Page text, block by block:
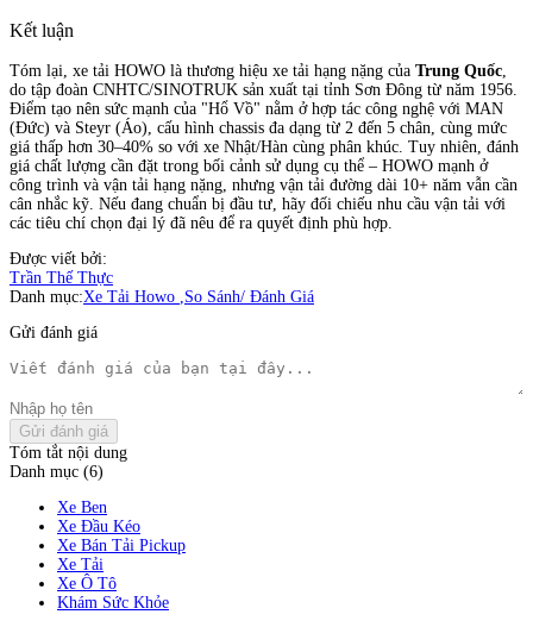
Kết luận
Tóm lại, xe tải HOWO là thương hiệu xe tải hạng nặng của Trung Quốc,
do tập đoàn CNHTC/SINOTRUK sản xuất tại tỉnh Sơn Đông từ năm 1956.
Điểm tạo nên sức mạnh của "Hổ Vồ" nằm ở hợp tác công nghệ với MAN
(Đức) và Steyr (Áo), cấu hình chassis đa dạng từ 2 đến 5 chân, cùng mức
giá thấp hơn 30–40% so với xe Nhật/Hàn cùng phân khúc. Tuy nhiên, đánh
giá chất lượng cần đặt trong bối cảnh sử dụng cụ thể – HOWO mạnh ở
công trình và vận tải hạng nặng, nhưng vận tải đường dài 10+ năm vẫn cần
cân nhắc kỹ. Nếu đang chuẩn bị đầu tư, hãy đối chiếu nhu cầu vận tải với
các tiêu chí chọn đại lý đã nêu để ra quyết định phù hợp.
Được viết bởi:
Trần Thế Thực
Danh mục:Xe Tải Howo ,So Sánh/ Đánh Giá
Gửi đánh giá
Gửi đánh giá
Tóm tắt nội dung
Danh mục (6)
Xe Ben
Xe Đầu Kéo
Xe Bán Tải Pickup
Xe Tải
Xe Ô Tô
Khám Sức Khỏe